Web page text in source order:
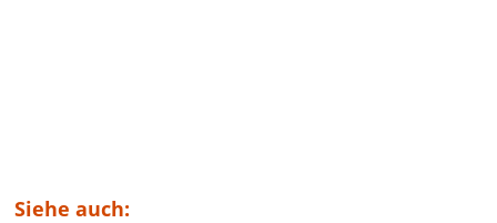
Siehe auch: